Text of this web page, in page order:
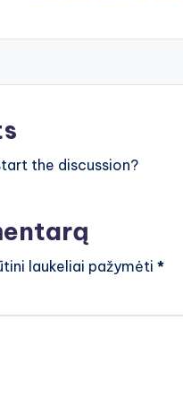
the discussion?
laukeliai pažymėti *